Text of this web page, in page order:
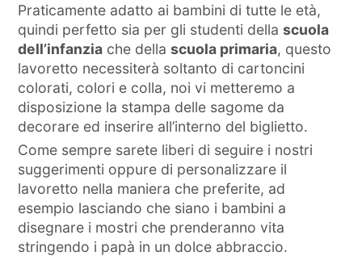
Praticamente adatto ai bambini di tutte le età,
quindi perfetto sia per gli studenti dellascuola
dell’infanzia che dellascuola primaria, questo
lavoretto necessiterà soltanto di cartoncini
colorati, colori e colla, noi vi metteremo a
disposizione la stampa delle sagome da
decorare ed inserire all’interno del biglietto.
Come sempre sarete liberi di seguire i nostri
suggerimenti oppure di personalizzare il
lavoretto nella maniera che preferite, ad
esempio lasciando che siano i bambini a
disegnare i mostri che prenderanno vita
stringendo i papà in un dolce abbraccio.